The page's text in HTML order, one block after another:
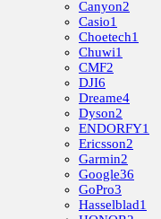
Canyon2
Casio1
Choetech1
Chuwi1
CMF2
DJI6
Dreame4
Dyson2
ENDORFY1
Ericsson2
Garmin2
Google36
GoPro3
Hasselblad1